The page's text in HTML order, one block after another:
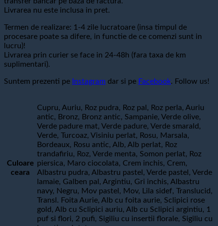
Livrarea nu este inclusa in pret.
Termen de realizare: 1-4 zile lucratoare (insa timpul de
procesare poate sa difere, in functie de ce comenzi sunt in
lucru)!
Livrarea prin curier se face in 24-48h (fara taxa de km
suplimentari).
Suntem prezenti pe Instagram dar si pe Facebook. Follow us!
Culoare
ceara
Cupru, Auriu, Roz pudra, Roz pal, Roz perla, Auriu
antic, Bronz, Bronz antic, Sampanie, Verde olive,
Verde padure mat, Verde padure, Verde smarald,
Verde, Turcoaz, Visiniu perlat, Rosu, Marsala,
Bordeaux, Rosu antic, Alb, Alb perlat, Roz
trandafiriu, Roz, Verde menta, Somon perlat, Roz
piersica, Maro ciocolata, Crem inchis, Crem,
Albastru pudra, Albastru pastel, Verde pastel, Verde
lamaie, Galben pal, Argintiu, Gri inchis, Albastru
navy, Negru, Mov pastel, Mov, Lila sidef, Translucid,
Transl. Foita Aurie, Alb cu foita aurie, Sclipici rose
gold, Alb cu Sclipici auriu, Alb cu Sclipici argintiu, 1
puf si flori, 2 pufi, Sigiliu cu insertii florale, Sigiliu cu